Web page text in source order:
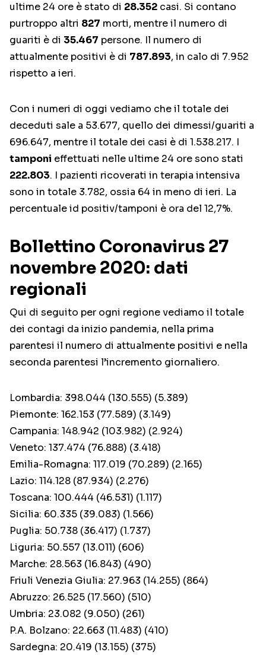
ultime 24 ore è stato di 28.352 casi. Si contano
purtroppo altri 827 morti, mentre il numero di
guariti è di 35.467 persone. Il numero di
attualmente positivi è di 787.893, in calo di 7.952
rispetto a ieri.
Con i numeri di oggi vediamo che il totale dei
deceduti sale a 53.677, quello dei dimessi/guariti a
696.647, mentre il totale dei casi è di 1.538.217. I
tamponi effettuati nelle ultime 24 ore sono stati
222.803. I pazienti ricoverati in terapia intensiva
sono in totale 3.782, ossia 64 in meno di ieri. La
percentuale id positiv/tamponi è ora del 12,7%.
Bollettino Coronavirus 27
novembre 2020: dati
regionali
Qui di seguito per ogni regione vediamo il totale
dei contagi da inizio pandemia, nella prima
parentesi il numero di attualmente positivi e nella
seconda parentesi l’incremento giornaliero.
Lombardia: 398.044 (130.555) (5.389)
Piemonte: 162.153 (77.589) (3.149)
Campania: 148.942 (103.982) (2.924)
Veneto: 137.474 (76.888) (3.418)
Emilia-Romagna: 117.019 (70.289) (2.165)
Lazio: 114.128 (87.934) (2.276)
Toscana: 100.444 (46.531) (1.117)
Sicilia: 60.335 (39.083) (1.566)
Puglia: 50.738 (36.417) (1.737)
Liguria: 50.557 (13.011) (606)
Marche: 28.563 (16.843) (490)
Friuli Venezia Giulia: 27.963 (14.255) (864)
Abruzzo: 26.525 (17.560) (510)
Umbria: 23.082 (9.050) (261)
P.A. Bolzano: 22.663 (11.483) (410)
Sardegna: 20.419 (13.155) (375)